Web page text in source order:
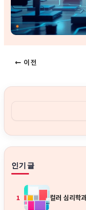
이전
인기 글
1 컬러 심리학